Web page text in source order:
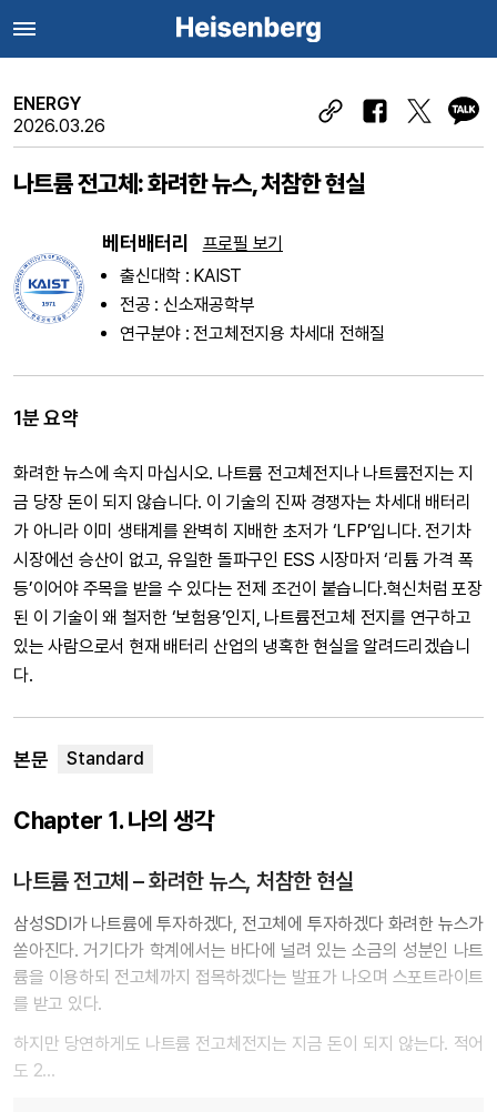
ENERGY
2026.03.26
나트륨 전고체: 화려한 뉴스, 처참한 현실
베터배터리
프로필 보기
출신대학 : KAIST
전공 : 신소재공학부
연구분야 : 전고체전지용 차세대 전해질
1분 요약
화려한 뉴스에 속지 마십시오. 나트륨 전고체전지나 나트륨전지는 지
금 당장 돈이 되지 않습니다. 이 기술의 진짜 경쟁자는 차세대 배터리
가 아니라 이미 생태계를 완벽히 지배한 초저가 ‘LFP’입니다. 전기차
시장에선 승산이 없고, 유일한 돌파구인 ESS 시장마저 ‘리튬 가격 폭
등’이어야 주목을 받을 수 있다는 전제 조건이 붙습니다.혁신처럼 포장
된 이 기술이 왜 철저한 ‘보험용’인지, 나트륨전고체 전지를 연구하고
있는 사람으로서 현재 배터리 산업의 냉혹한 현실을 알려드리겠습니
다.
본문
Chapter 1. 나의 생각
나트륨 전고체 – 화려한 뉴스, 처참한 현실
삼성SDI가 나트륨에 투자하겠다, 전고체에 투자하겠다 화려한 뉴스가
쏟아진다. 거기다가 학계에서는 바다에 널려 있는 소금의 성분인 나트
륨을 이용하되 전고체까지 접목하겠다는 발표가 나오며 스포트라이트
를 받고 있다.
하지만 당연하게도 나트륨 전고체전지는 지금 돈이 되지 않는다. 적어
도 2…